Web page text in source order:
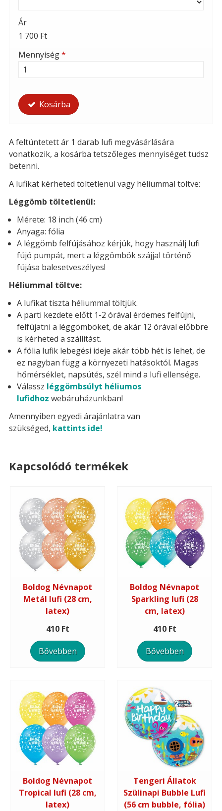
Ár
1 700 Ft
Mennyiség*
Kosárba
A feltüntetett ár 1 darab lufi megvásárlására
vonatkozik, a kosárba tetszőleges mennyiséget tudsz
betenni.
A lufikat kérheted töltetlenül vagy héliummal töltve:
Léggömb töltetlenül:
Mérete: 18 inch (46 cm)
Anyaga: fólia
A léggömb felfújásához kérjük, hogy használj lufi
fújó pumpát, mert a léggömbök szájjal történő
fújása balesetveszélyes!
Héliummal töltve:
A lufikat tiszta héliummal töltjük.
A parti kezdete előtt 1-2 órával érdemes felfújni,
felfújatni a léggömböket, de akár 12 órával előbbre
is kérheted a szállítást.
A fólia lufik lebegési ideje akár több hét is lehet, de
ez nagyban függ a környezeti hatásoktól. Magas
hőmérséklet, napsütés, szél mind a lufi ellensége.
Válassz léggömbsúlyt héliumos
lufidhoz webáruházunkban!
Amennyiben egyedi árajánlatra van
szükséged, kattints ide!
Kapcsolódó termékek
Boldog Névnapot
Metál lufi (28 cm,
latex)
410 Ft
Bővebben
Boldog Névnapot
Sparkling lufi (28
cm, latex)
410 Ft
Bővebben
Boldog Névnapot
Tropical lufi (28 cm,
latex)
Tengeri Állatok
Szülinapi Bubble Lufi
(56 cm bubble, fólia)